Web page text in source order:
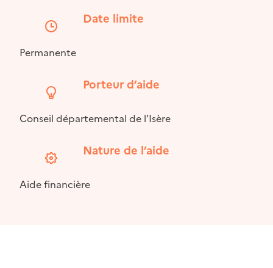
Date limite
Permanente
Porteur d’aide
Conseil départemental de l’Isère
Nature de l’aide
Aide financière